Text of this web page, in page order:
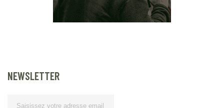
NEWSLETTER